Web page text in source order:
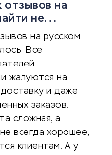
отзывов на
не...
на русском
Все
жалуются на
и даже
заказов.
сложная, а
всегда хорошее,
клиентам. А у